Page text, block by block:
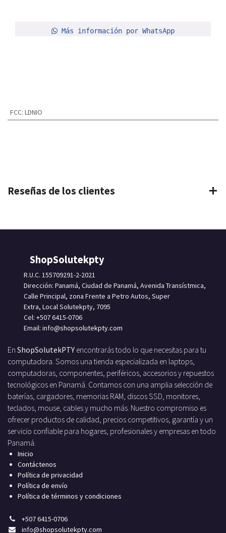
Más información por WhatsApp
FCC: LDNIO
Reseñas de los clientes
ShopSolutekpty
R.U.C. 155709291-2-2021
Dirección: Panamá, Ciudad de Panamá, Avenida Transístmica,
Calle Principal, zona Frente a Petro Autos, Super
Extra, Local Solutekpty, 7095
Cel: +507 6415-0706
Email: info@shopsolutekpty.com
En ShopSolutekPTY encontrarás todo lo que necesitas para tu
computadora. Somos una tienda especializada en laptops,
computadoras, componentes, periféricos, accesorios y repuestos
tecnológicos en Panamá. Contamos con una amplia selección de
baterías, cargadores, memorias RAM, discos SSD, monitores,
teclados, mouse, cables y mucho más. Nuestro compromiso es
ofrecer productos de calidad, precios competitivos, garantía y un
servicio confiable para hogares, profesionales y empresas en todo
Panamá.
Inicio
Contáctenos
Política de privacidad
Política de envío
Política de términos y condiciones
+507 6415-0706
info@shopsolutekpty.com